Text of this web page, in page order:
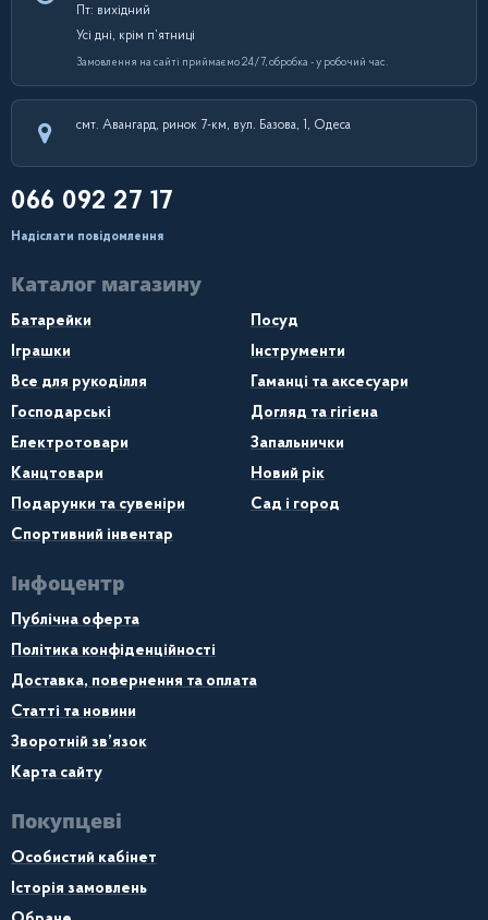
Пт: вихідний
Усі дні, крім п’ятниці
Замовлення на сайті приймаємо 24/7, обробка - у робочий час.
смт. Авангард, ринок 7-км, вул. Базова, 1, Одеса
066 092 27 17
Надіслати повідомлення
Каталог магазину
Батарейки
Посуд
Іграшки
Інструменти
Все для рукоділля
Гаманці та аксесуари
Господарські
Догляд та гігієна
Електротовари
Запальнички
Канцтовари
Новий рік
Подарунки та сувеніри
Сад і город
Спортивний інвентар
Інфоцентр
Публічна оферта
Політика конфіденційності
Доставка, повернення та оплата
Статті та новини
Зворотній зв’язок
Карта сайту
Покупцеві
Особистий кабінет
Історія замовлень